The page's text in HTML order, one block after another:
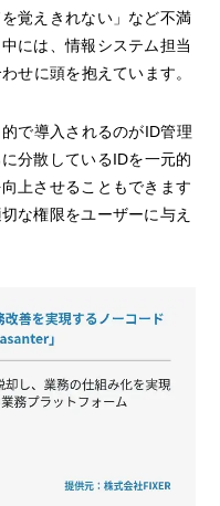
覚えきれない」など不満
には、情報システム担当
せに頭を抱えています。
で導入されるのがID管理
分散しているIDを一元的
上させることもできます
な権限をユーザーに与え